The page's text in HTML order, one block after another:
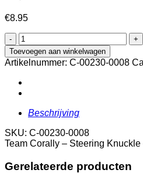
€8.95
Team
Corally
-
Steering
Knuckle
-
Hub
L/R
-
pair
Toevoegen aan winkelwagen
Artikelnummer: C-00230-0008
Beschrijving
SKU: C-00230-0008
Team Corally – Steering
Gerelateerde producten